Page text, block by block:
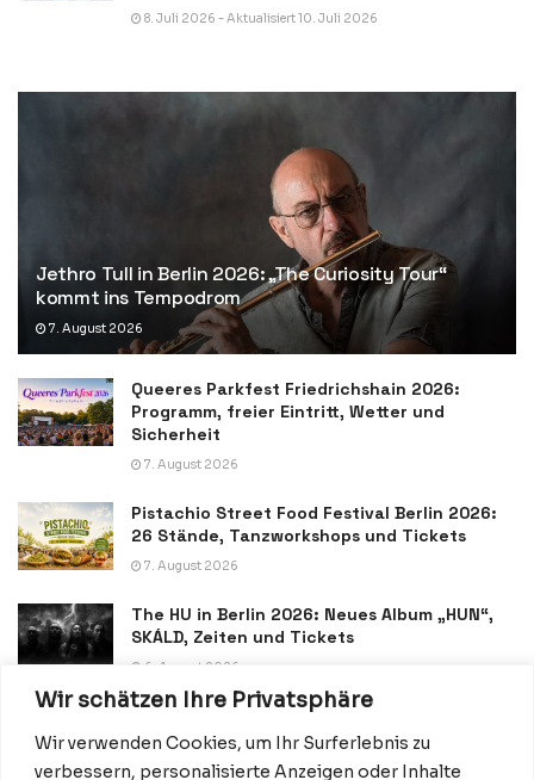
Wir schätzen Ihre Privatsphäre
Wir verwenden Cookies, um Ihr Surferlebnis zu
verbessern, personalisierte Anzeigen oder Inhalte
8. Juli 2026 - Aktualisiert 10. Juli 2026
Jethro Tull in Berlin 2026: „The Curiosity Tour“
kommt ins Tempodrom
7. August 2026
Queeres Parkfest Friedrichshain 2026:
Programm, freier Eintritt, Wetter und
Sicherheit
7. August 2026
Pistachio Street Food Festival Berlin 2026:
26 Stände, Tanzworkshops und Tickets
7. August 2026
The HU in Berlin 2026: Neues Album „HUN“,
SKÁLD, Zeiten und Tickets
6. August 2026